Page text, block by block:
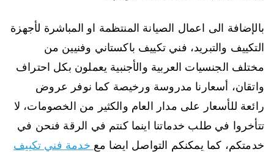
بالإضافة الى اعمال الصيانة المنتظمة او المباشرة لأجهزة
التكييف والتبريد، فني تكييف باكستاني وفنيين من
مختلف الجنسيات العربية والأجنبية يعملون بكل احتراف
واتقان، أسعارنا مدروسة ورخيصة كما نوفر عروض
رائعة للأسعار على مدار العام والكثير من الخصومات، لا
تتأخروا في طلب خدماتنا اينما كنتم في الرقة فنحن في
خدمتكم، كما يمكنكم التواصل ايضا مع خدمة فني تكييف